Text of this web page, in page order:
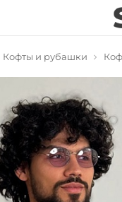
Кофты и рубашки